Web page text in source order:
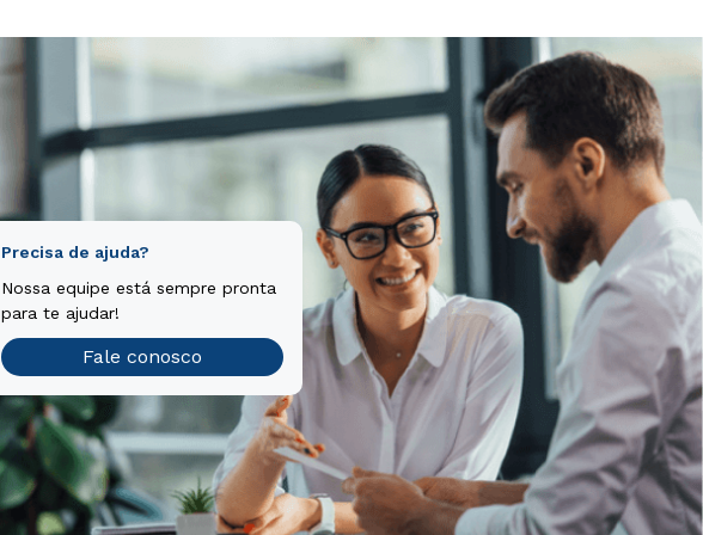
Precisa de ajuda?
Nossa equipe está sempre pronta
para te ajudar!
Fale conosco